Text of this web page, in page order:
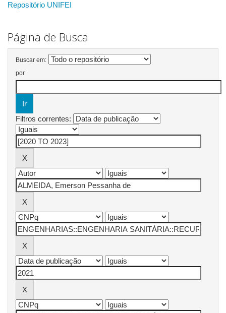
Repositório UNIFEI
Página de Busca
Buscar em:
por
Filtros correntes: